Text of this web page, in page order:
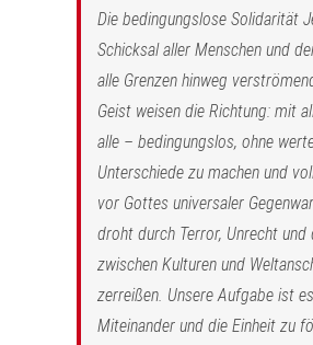
Die bedingungslose Solidarität
Schicksal aller Menschen und
alle Grenzen hinweg
Geist weisen die Richtung: mit
alle – bedingungslos, ohne
Unterschiede zu machen und
vor Gottes universaler
droht durch Terror, Unrecht und
zwischen Kulturen und
zerreißen. Unsere Aufgabe ist
Miteinander und die Einheit zu